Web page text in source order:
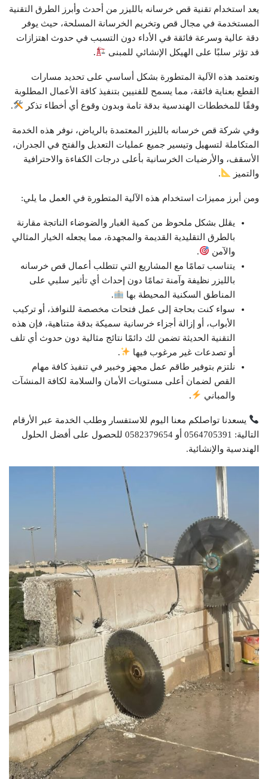
يعد استخدام تقنية قص خرسانه بالليزر من أحدث وأبرز الطرق التقنية
المستخدمة في مجال قص وتخريم الخرسانة المسلحة، حيث يوفر
دقة عالية وسرعة فائقة في الأداء دون التسبب في حدوث اهتزازات
قد تؤثر سلبًا على الهيكل الإنشائي للمبنى
.
وتعتمد هذه الآلية المتطورة بشكل أساسي على تحديد مسارات
القطع بعناية فائقة، مما يسمح للفنيين بتنفيذ كافة الأعمال المطلوبة
وفقًا للمخططات الهندسية بدقة تامة وبدون وقوع أي أخطاء تذكر
.
وفي شركة قص خرسانه بالليزر المعتمدة بالرياض، نوفر هذه الخدمة
المتكاملة لتسهيل وتيسير جميع عمليات التعديل والفتح في الجدران،
الأسقف، والأرضيات الخرسانية بأعلى درجات الكفاءة والاحترافية
والتميز
.
ومن أبرز مميزات استخدام هذه الآلية المتطورة في العمل ما يلي:
يقلل بشكل ملحوظ من كمية الغبار والضوضاء الناتجة مقارنة
بالطرق التقليدية القديمة والمجهدة، مما يجعله الخيار المثالي
والآمن
.
يتناسب تمامًا مع المشاريع التي تتطلب أعمال قص خرسانه
بالليزر نظيفة وآمنة تمامًا دون إحداث أي تأثير سلبي على
المناطق السكنية المحيطة بها
.
سواء كنت بحاجة إلى عمل فتحات مخصصة للنوافذ، أو تركيب
الأبواب، أو إزالة أجزاء خرسانية سميكة بدقة متناهية، فإن هذه
التقنية الحديثة تضمن لك دائمًا نتائج مثالية دون حدوث أي تلف
أو تصدعات غير مرغوب فيها
.
نلتزم بتوفير طاقم عمل مجهز وخبير في تنفيذ كافة مهام
القص لضمان أعلى مستويات الأمان والسلامة لكافة المنشآت
والمباني
.
يسعدنا تواصلكم معنا اليوم للاستفسار وطلب الخدمة عبر الأرقام
التالية: 0564705391 أو 0582379654 للحصول على أفضل الحلول
الهندسية والإنشائية.